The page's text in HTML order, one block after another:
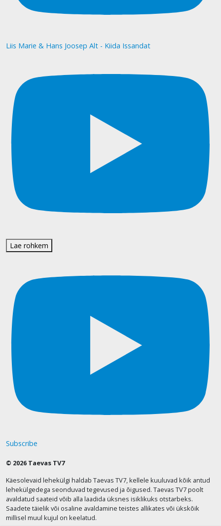
Liis Marie & Hans Joosep Alt - Kiida Issandat
Lae rohkem
Subscribe
© 2026 Taevas TV7
Käesolevaid lehekülgi haldab Taevas TV7, kellele kuuluvad kõik antud
lehekülgedega seonduvad tegevused ja õigused. Taevas TV7 poolt
avaldatud saateid võib alla laadida üksnes isiklikuks otstarbeks.
Saadete täielik või osaline avaldamine teistes allikates või ükskõik
millisel muul kujul on keelatud.